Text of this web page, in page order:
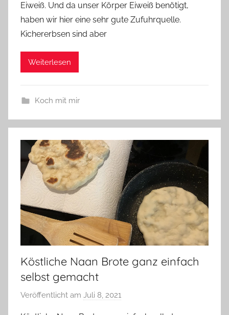
Eiweiß. Und da unser Körper Eiweiß benötigt,
haben wir hier eine sehr gute Zufuhrquelle.
Kichererbsen sind aber
Weiterlesen
Koch mit mir
Köstliche Naan Brote ganz einfach
selbst gemacht
Veröffentlicht am Juli 8, 2021